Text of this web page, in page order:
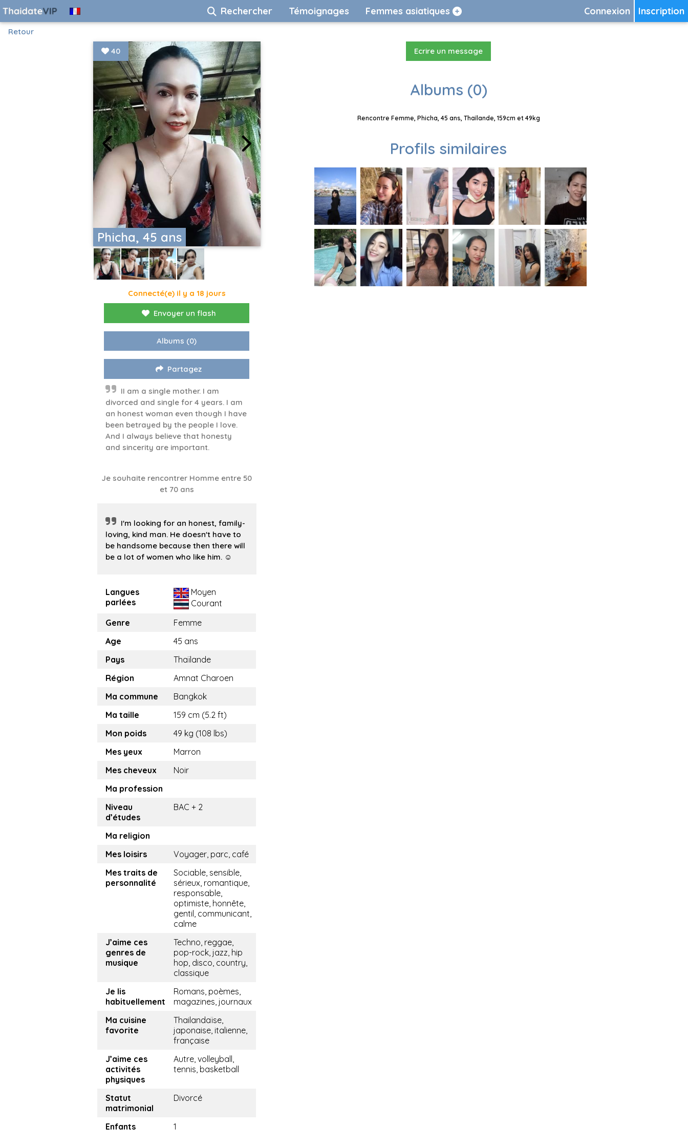
Inscription
Connexion
Rechercher Témoignages Femmes asiatiques
Retour
Phicha, 45 ans
40
Connecté(e) il y a 18 jours
Envoyer un flash
Albums (0)
Partagez
II am a single mother. I am
divorced and single for 4 years. I am
an honest woman even though I have
been betrayed by the people I love.
And I always believe that honesty
and sincerity are important.
Je souhaite rencontrer Homme entre 50
et 70 ans
I'm looking for an honest, family-
loving, kind man. He doesn't have to
be handsome because then there will
be a lot of women who like him. ☺️
Langues
parlées
Moyen
Courant
Genre
Femme
Age
45 ans
Pays
Thaïlande
Région
Amnat Charoen
Ma commune
Bangkok
Ma taille
159 cm (5.2 ft)
Mon poids
49 kg (108 lbs)
Mes yeux
Marron
Mes cheveux
Noir
Ma profession
Niveau
d’études
BAC + 2
Ma religion
Mes loisirs
Voyager, parc, café
Mes traits de
personnalité
Sociable, sensible,
sérieux, romantique,
responsable,
optimiste, honnête,
gentil, communicant,
calme
J’aime ces
genres de
musique
Techno, reggae,
pop-rock, jazz, hip
hop, disco, country,
classique
Je lis
habituellement
Romans, poèmes,
magazines, journaux
Ma cuisine
favorite
Thailandaïse,
japonaise, italienne,
française
J’aime ces
activités
physiques
Autre, volleyball,
tennis, basketball
Statut
matrimonial
Divorcé
Enfants 1
Ecrire un message
Albums (0)
Rencontre Femme, Phicha, 45 ans, Thaïlande, 159cm et 49kg
Profils similaires